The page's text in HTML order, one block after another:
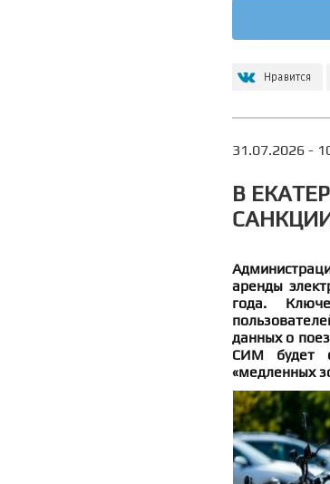
31.07.2026 -
В
аренды
года.
данных о
СИМ будет
«медленных